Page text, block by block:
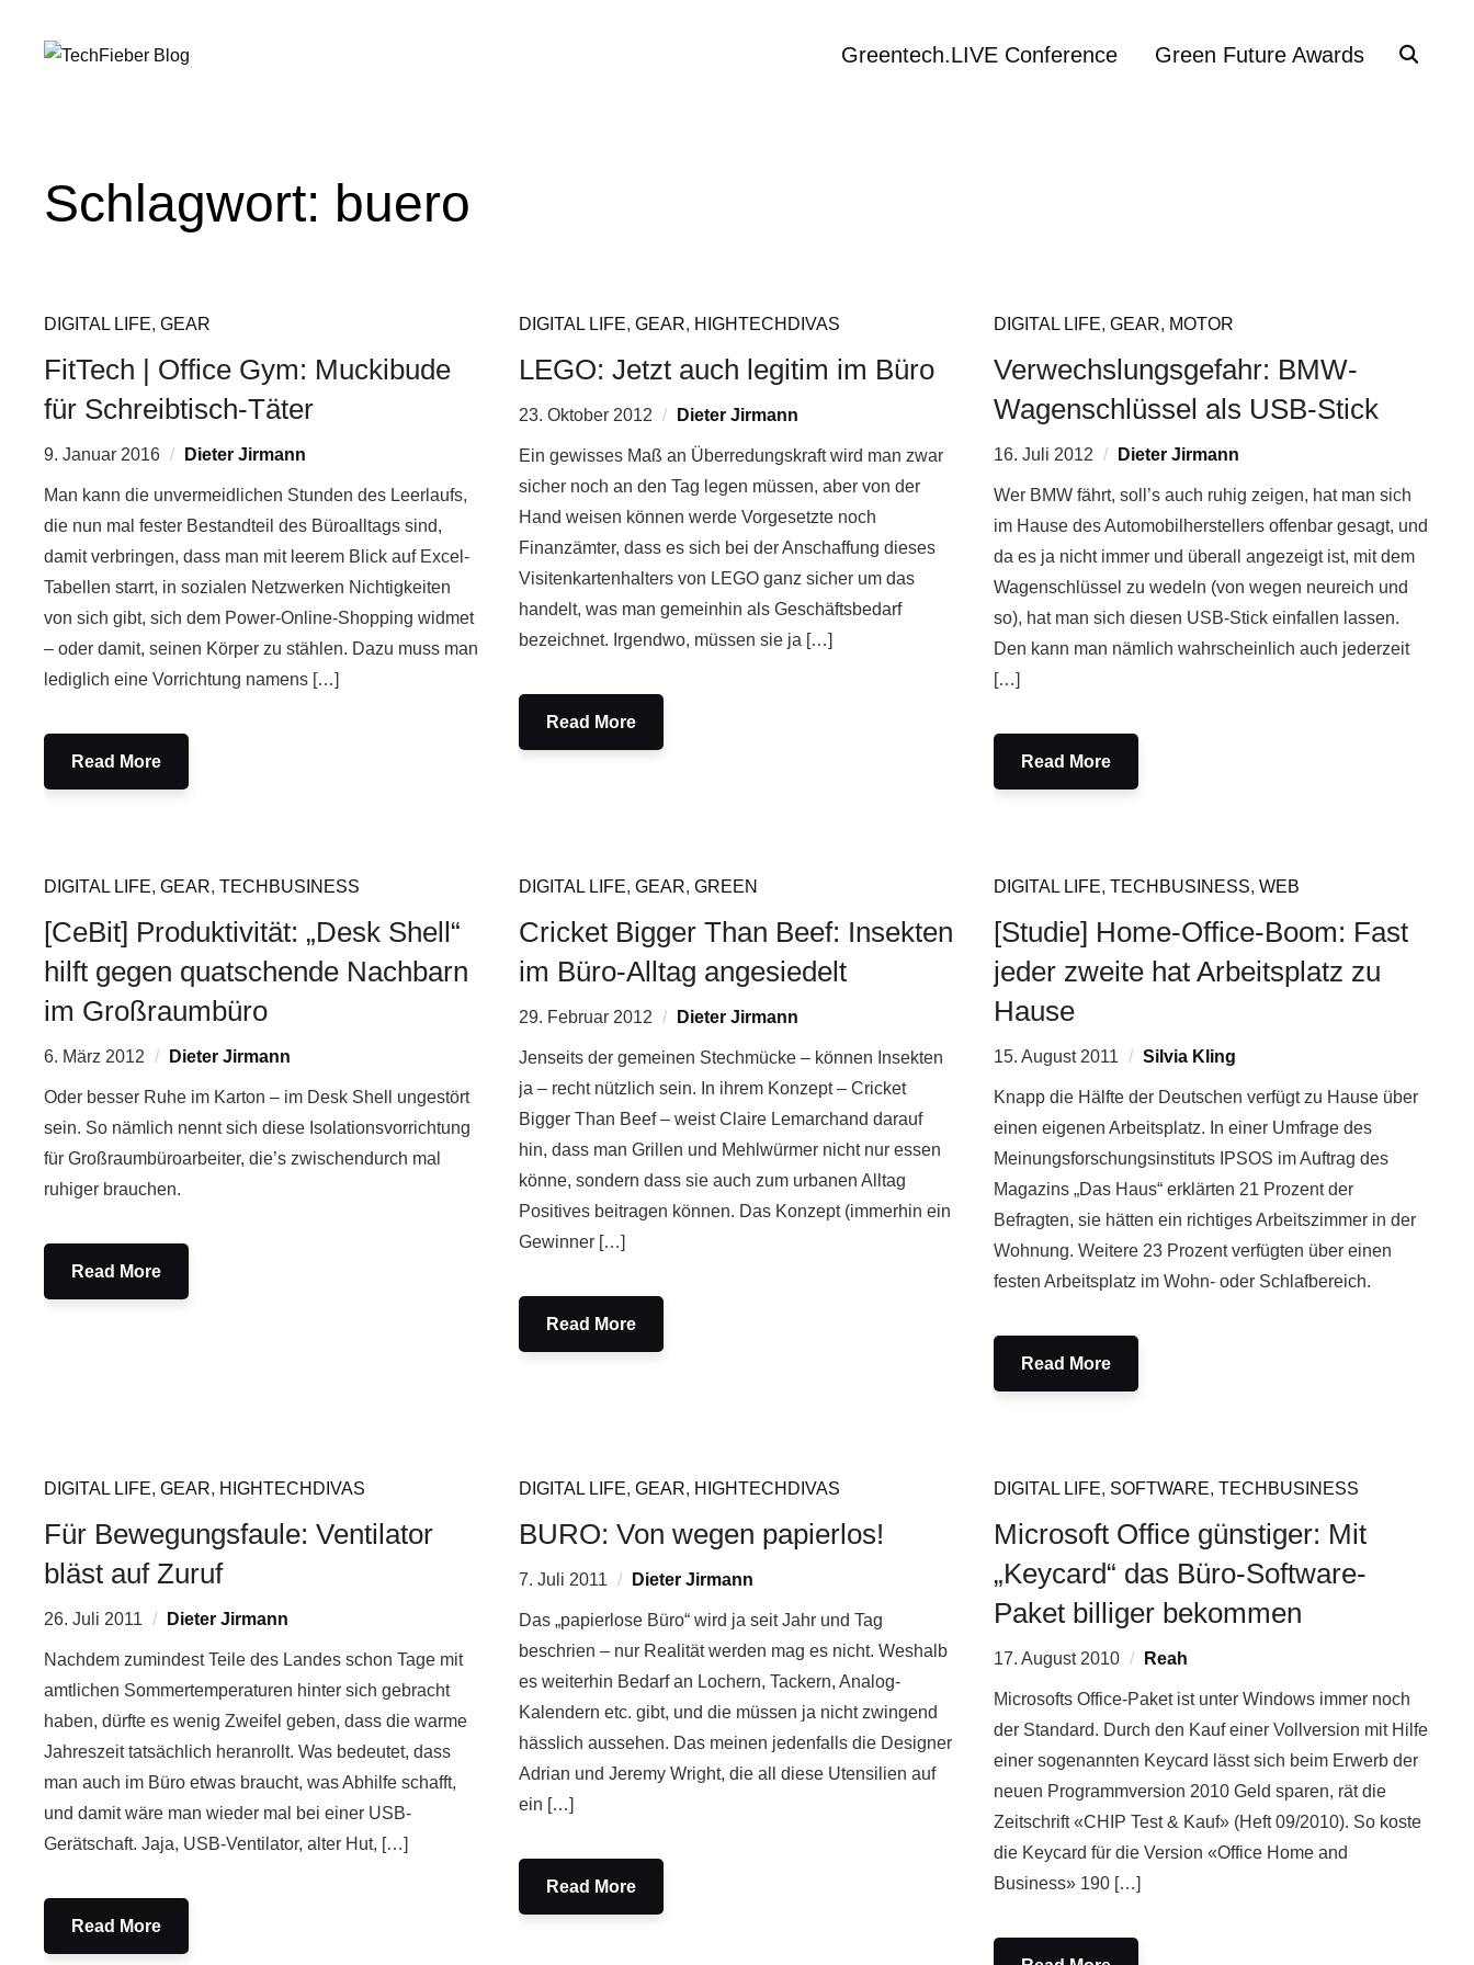
Greentech.LIVE Conference Green Future Awards
Schlagwort: buero
DIGITAL LIFE,GEAR
FitTech | Office Gym: Muckibude
für Schreibtisch-Täter
9. Januar 2016 Dieter Jirmann
Man kann die unvermeidlichen Stunden des Leerlaufs,
die nun mal fester Bestandteil des Büroalltags sind,
damit verbringen, dass man mit leerem Blick auf Excel-
Tabellen starrt, in sozialen Netzwerken Nichtigkeiten
von sich gibt, sich dem Power-Online-Shopping widmet
– oder damit, seinen Körper zu stählen. Dazu muss man
lediglich eine Vorrichtung namens […]
Read More
DIGITAL LIFE, GEAR, HIGHTECHDIVAS
LEGO: Jetzt auch legitim im Büro
23. Oktober 2012 Dieter Jirmann
Ein gewisses Maß an Überredungskraft wird man zwar
sicher noch an den Tag legen müssen, aber von der
Hand weisen können werde Vorgesetzte noch
Finanzämter, dass es sich bei der Anschaffung dieses
Visitenkartenhalters von LEGO ganz sicher um das
handelt, was man gemeinhin als Geschäftsbedarf
bezeichnet. Irgendwo, müssen sie ja […]
Read More
DIGITAL LIFE, GEAR, MOTOR
Verwechslungsgefahr: BMW-
Wagenschlüssel als USB-Stick
16. Juli 2012 Dieter Jirmann
Wer BMW fährt, soll’s auch ruhig zeigen, hat man sich
im Hause des Automobilherstellers offenbar gesagt, und
da es ja nicht immer und überall angezeigt ist, mit dem
Wagenschlüssel zu wedeln (von wegen neureich und
so), hat man sich diesen USB-Stick einfallen lassen.
Den kann man nämlich wahrscheinlich auch jederzeit
[…]
Read More
DIGITAL LIFE,GEAR,TECHBUSINESS
[CeBit] Produktivität: „Desk Shell“
hilft gegen quatschende Nachbarn
im Großraumbüro
6. März 2012 Dieter Jirmann
Oder besser Ruhe im Karton – im Desk Shell ungestört
sein. So nämlich nennt sich diese Isolationsvorrichtung
für Großraumbüroarbeiter, die’s zwischendurch mal
ruhiger brauchen.
Read More
DIGITAL LIFE, GEAR, GREEN
Cricket Bigger Than Beef: Insekten
im Büro-Alltag angesiedelt
29. Februar 2012 Dieter Jirmann
Jenseits der gemeinen Stechmücke – können Insekten
ja – recht nützlich sein. In ihrem Konzept – Cricket
Bigger Than Beef – weist Claire Lemarchand darauf
hin, dass man Grillen und Mehlwürmer nicht nur essen
könne, sondern dass sie auch zum urbanen Alltag
Positives beitragen können. Das Konzept (immerhin ein
Gewinner […]
Read More
DIGITAL LIFE, TECHBUSINESS, WEB
[Studie] Home-Office-Boom: Fast
jeder zweite hat Arbeitsplatz zu
Hause
15. August 2011 Silvia Kling
Knapp die Hälfte der Deutschen verfügt zu Hause über
einen eigenen Arbeitsplatz. In einer Umfrage des
Meinungsforschungsinstituts IPSOS im Auftrag des
Magazins „Das Haus“ erklärten 21 Prozent der
Befragten, sie hätten ein richtiges Arbeitszimmer in der
Wohnung. Weitere 23 Prozent verfügten über einen
festen Arbeitsplatz im Wohn- oder Schlafbereich.
Read More
DIGITAL LIFE,GEAR, HIGHTECHDIVAS
Für Bewegungsfaule: Ventilator
bläst auf Zuruf
26. Juli 2011 Dieter Jirmann
Nachdem zumindest Teile des Landes schon Tage mit
amtlichen Sommertemperaturen hinter sich gebracht
haben, dürfte es wenig Zweifel geben, dass die warme
Jahreszeit tatsächlich heranrollt. Was bedeutet, dass
man auch im Büro etwas braucht, was Abhilfe schafft,
und damit wäre man wieder mal bei einer USB-
Gerätschaft. Jaja, USB-Ventilator, alter Hut, […]
Read More
DIGITAL LIFE, GEAR, HIGHTECHDIVAS
BURO: Von wegen papierlos!
7. Juli 2011 Dieter Jirmann
Das „papierlose Büro“ wird ja seit Jahr und Tag
beschrien – nur Realität werden mag es nicht. Weshalb
es weiterhin Bedarf an Lochern, Tackern, Analog-
Kalendern etc. gibt, und die müssen ja nicht zwingend
hässlich aussehen. Das meinen jedenfalls die Designer
Adrian und Jeremy Wright, die all diese Utensilien auf
ein […]
Read More
DIGITAL LIFE, SOFTWARE, TECHBUSINESS
Microsoft Office günstiger: Mit
„Keycard“ das Büro-Software-
Paket billiger bekommen
17. August 2010 Reah
Microsofts Office-Paket ist unter Windows immer noch
der Standard. Durch den Kauf einer Vollversion mit Hilfe
einer sogenannten Keycard lässt sich beim Erwerb der
neuen Programmversion 2010 Geld sparen, rät die
Zeitschrift «CHIP Test & Kauf» (Heft 09/2010). So koste
die Keycard für die Version «Office Home and
Business» 190 […]